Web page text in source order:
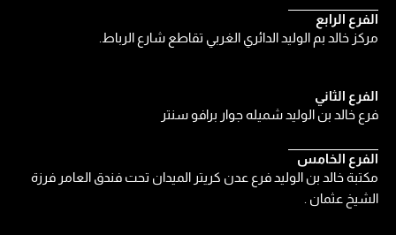
الفرع الثاني
فرع خالد بن الوليد شميله جوار برافو سنتر
الفرع الخامس
مكتبة خالد بن الوليد فرع عدن كريتر الميدان تحت فندق العامر فرزة
الشيخ عثمان .
الفرع الرابع
مركز خالد بم الوليد الدائري الغربي تقاطع شارع الرباط.